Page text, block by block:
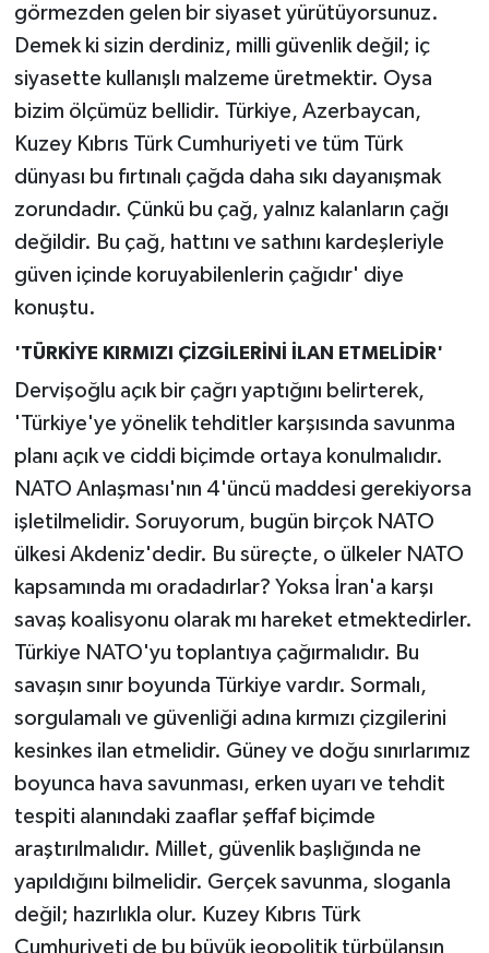
görmezden gelen bir siyaset yürütüyorsunuz.
Demek ki sizin derdiniz, milli güvenlik değil; iç
siyasette kullanışlı malzeme üretmektir. Oysa
bizim ölçümüz bellidir. Türkiye, Azerbaycan,
Kuzey Kıbrıs Türk Cumhuriyeti ve tüm Türk
dünyası bu fırtınalı çağda daha sıkı dayanışmak
zorundadır. Çünkü bu çağ, yalnız kalanların çağı
değildir. Bu çağ, hattını ve sathını kardeşleriyle
güven içinde koruyabilenlerin çağıdır' diye
konuştu.
'TÜRKİYE KIRMIZI ÇİZGİLERİNİ İLAN ETMELİDİR'
Dervişoğlu açık bir çağrı yaptığını belirterek,
'Türkiye'ye yönelik tehditler karşısında savunma
planı açık ve ciddi biçimde ortaya konulmalıdır.
NATO Anlaşması'nın 4'üncü maddesi gerekiyorsa
işletilmelidir. Soruyorum, bugün birçok NATO
ülkesi Akdeniz'dedir. Bu süreçte, o ülkeler NATO
kapsamında mı oradadırlar? Yoksa İran'a karşı
savaş koalisyonu olarak mı hareket etmektedirler.
Türkiye NATO'yu toplantıya çağırmalıdır. Bu
savaşın sınır boyunda Türkiye vardır. Sormalı,
sorgulamalı ve güvenliği adına kırmızı çizgilerini
kesinkes ilan etmelidir. Güney ve doğu sınırlarımız
boyunca hava savunması, erken uyarı ve tehdit
tespiti alanındaki zaaflar şeffaf biçimde
araştırılmalıdır. Millet, güvenlik başlığında ne
yapıldığını bilmelidir. Gerçek savunma, sloganla
değil; hazırlıkla olur. Kuzey Kıbrıs Türk
Cumhuriyeti de bu büyük jeopolitik türbülansın